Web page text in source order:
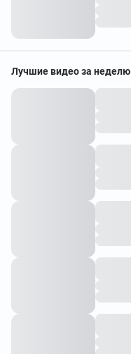
Лучшие видео за неделю